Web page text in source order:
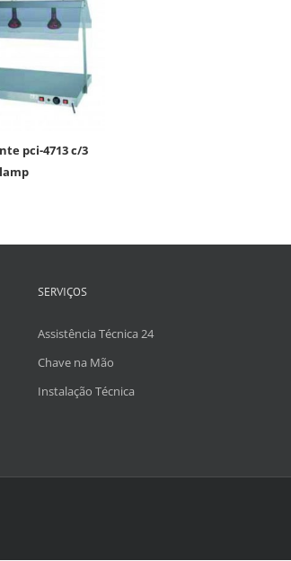
lamp
SERVIÇOS
Assistência Técnica 24
Chave na Mão
Instalação Técnica